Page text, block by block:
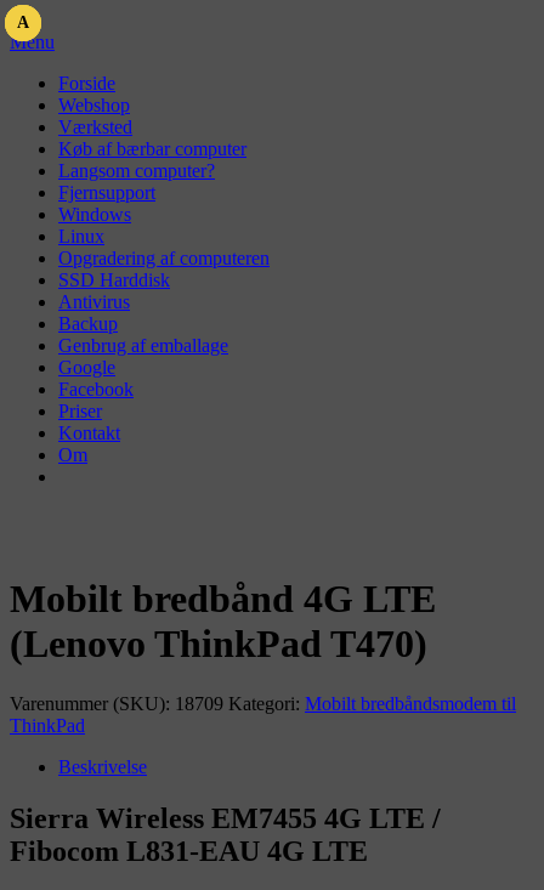
Skip
to
Menu
Primær
menu
Forside
Webshop
Værksted
Køb af bærbar computer
Langsom computer?
Fjernsupport
Windows
Linux
Opgradering af computeren
SSD Harddisk
Antivirus
Backup
Genbrug af emballage
Google
Facebook
Priser
Kontakt
Om
Mobilt bredbånd 4G LTE
(Lenovo ThinkPad T470)
Varenummer (SKU): 18709 Kategori: Mobilt bredbåndsmodem til
ThinkPad
Beskrivelse
Sierra Wireless EM7455 4G LTE /
Fibocom L831-EAU 4G LTE
A
A
A